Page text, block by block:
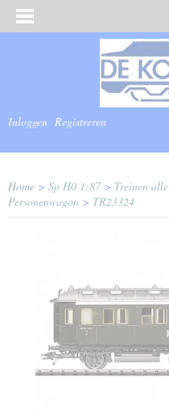
Inloggen Registreren
Home > Sp H0 1:87> Treinen
Personenwagon > TR23324